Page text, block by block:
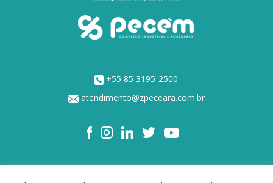
+55 85 3195-2500
atendimento@zpeceara.com.br
NOSSOS ACIONISTAS